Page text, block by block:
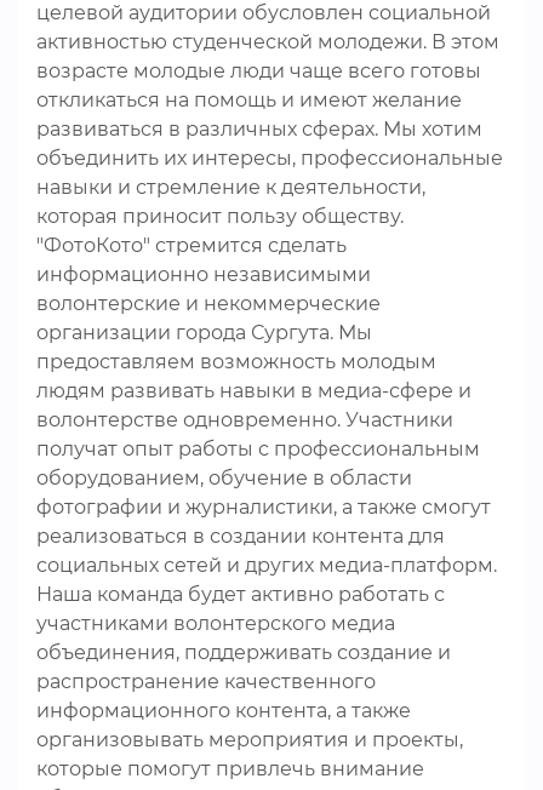
целевой аудитории обусловлен социальной
активностью студенческой молодежи. В этом
возрасте молодые люди чаще всего готовы
откликаться на помощь и имеют желание
развиваться в различных сферах. Мы хотим
объединить их интересы, профессиональные
навыки и стремление к деятельности,
которая приносит пользу обществу.
"ФотоКото" стремится сделать
информационно независимыми
волонтерские и некоммерческие
организации города Сургута. Мы
предоставляем возможность молодым
людям развивать навыки в медиа-сфере и
волонтерстве одновременно. Участники
получат опыт работы с профессиональным
оборудованием, обучение в области
фотографии и журналистики, а также смогут
реализоваться в создании контента для
социальных сетей и других медиа-платформ.
Наша команда будет активно работать с
участниками волонтерского медиа
объединения, поддерживать создание и
распространение качественного
информационного контента, а также
организовывать мероприятия и проекты,
которые помогут привлечь внимание